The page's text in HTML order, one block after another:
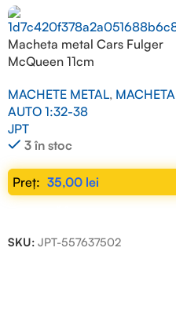
Macheta metal Cars Fulger
McQueen 11cm
MACHETE METAL, MACHETA
AUTO 1:32-38
JPT
3 în stoc
35,00 lei
SKU: JPT-557637502